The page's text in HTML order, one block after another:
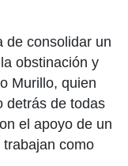
de consolidar un
obstinación y
Murillo, quien
detrás de todas
el apoyo de un
como